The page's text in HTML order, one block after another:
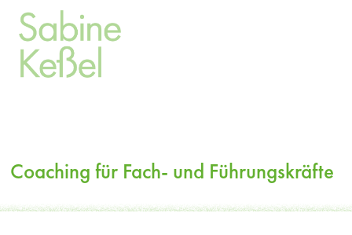
Coaching für Fach- und Führungskräfte